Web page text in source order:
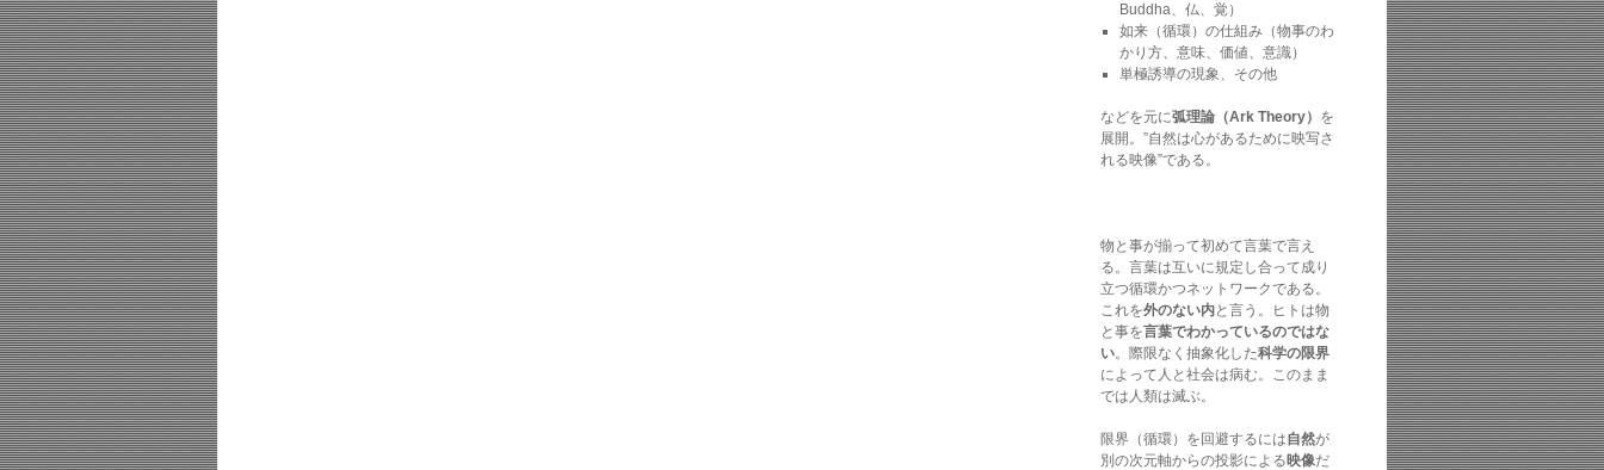
Buddha、仏、覚）
如来（循環）の仕組み（物事のわ
かり方、意味、価値、意識）
単極誘導の現象、その他
などを元に弧理論（Ark Theory） を
展開。”自然は心があるために映写さ
れる映像”である。
物と事が揃って初めて言葉で言え
る。言葉は互いに規定し合って成り
立つ循環かつネットワークである。
これを外のない内と言う。ヒトは物
と事を言葉でわかっているのではな
い。際限なく抽象化した科学の限界
によって人と社会は病む。このまま
では人類は滅ぶ。
限界（循環）を回避するには自然が
別の次元軸からの投影による映像だ